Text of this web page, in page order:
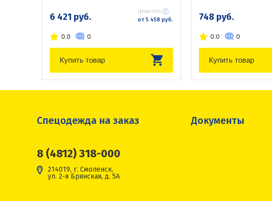
6 421 руб. Цена опт:
от 5 458 руб.
0.0 0
Купить товар
748 руб.
0.0 0
Купить товар
Спецодежда на заказ Документы
8 (4812) 318-000
214019, г. Смоленск,
ул. 2-я Брянская, д. 5А